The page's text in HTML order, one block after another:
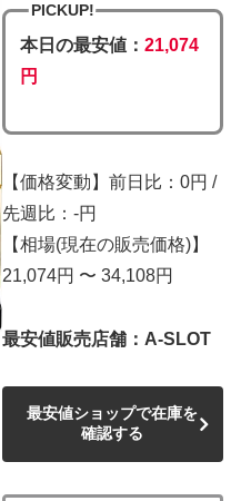
PICKUP!
本日の最安値： 21,074
円
【価格変動】前日比：0円 /
先週比：-円
【相場(現在の販売価格)】
21,074円 〜 34,108円
最安値販売店舗：A-SLOT
最安値ショップで在庫を
確認する